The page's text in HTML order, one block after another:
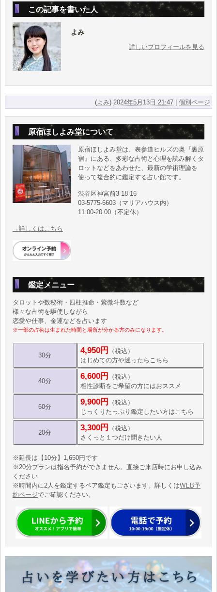
この記事を書いた人
よみ
詳しいプロフィールを見る
(よみ)2024年5月13日 21:47 |個別ページ
原宿ほしよみ堂について
原宿ほしよみ堂は、表参道ヒルズの奥『裏原
宿』にある、多彩な占術と心理を読み解くタ
ロットなどをあわせた、最新の学術理論を
使って複合的に鑑定する占い館です。
渋谷区神宮前3-18-16
03-5775-6603（マリアハウス内）
11:00-20:00（不定休）
→詳しくはこちら
鑑定メニュー
タロットや数秘術・四柱推命・紫微斗数など
様々な占術を駆使しながら
恋愛や仕事、金運などを占います
※一部の占術は生まれた時間と場所が分かる方のみになります。
30分
4,950円
（税込）
はじめての方や迷ったらこちら
40分
6,600円
（税込）
相性診断をご希望の方にはおススメ
60分
9,900円
（税込）
じっくりたっぷり鑑定したい方はこちら
20分
3,300円
（税込）
さくっと１つだけ聞きたい人
※延長は【10分】1,650円です
※20分プランは指名予約ができません。直接ご来店時にお申し込み
ください
※時間内に2人を鑑定するペア鑑定もございます。詳しくはWEB予
約ページでご確認ください。